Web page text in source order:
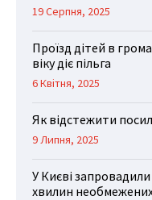
19 Серпня, 2025
Проїзд дітей в
віку діє пільга
6 Квітня, 2025
Як відстежити
9 Липня, 2025
У Києві
хвилин